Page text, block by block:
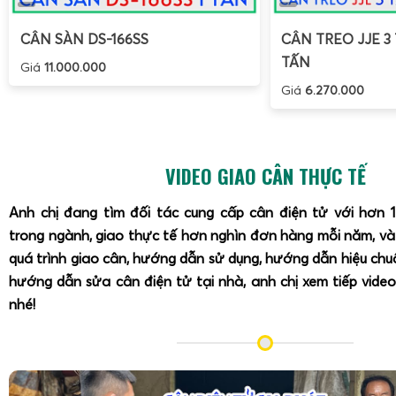
gây hư hỏng nặng hơn. Lựa chọn đơn vị cung cấp uy tín
Phátgiúp người dùng yên tâm về dịch vụ bảo hành, sửa
kiện chính hãng.
Mua cân điện tử tính tiền UPA-Q 30kg ở Cân Điện
CÂN SÀN DS-166SS
Giá 11.000.000
CÂN TREO JJE
TẤN
Giá6.270.000
VIDEO GIAO CÂN THỰC TẾ
Anh chị đang tìm đối tác cung cấp cân điện tử với hơn
trong ngành, giao thực tế hơn nghìn đơn hàng mỗi năm,
quá trình giao cân, hướng dẫn sử dụng, hướng dẫn hiệu
hướng dẫn sửa cân điện tử tại nhà, anh chị xem tiếp
nhé!